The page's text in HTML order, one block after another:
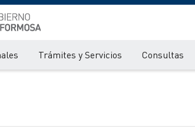
Trámites y Servicios Consultas